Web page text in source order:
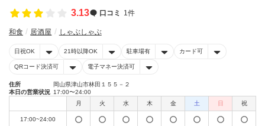
3.13
口コミ 1件
和食 居酒屋 しゃぶしゃぶ
日祝OK 21時以降OK 駐車場有 カード可
QRコード決済可 電子マネー決済可
住所
岡山県津山市林田１５５－２
本日の営業状況 17:00〜24:00
月
火 水 木 金 土 日 祝
17:00~24:00